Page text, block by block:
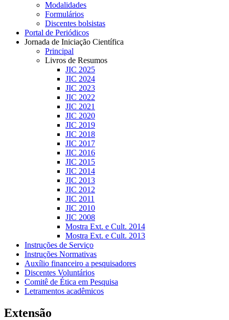
Modalidades
Formulários
Discentes bolsistas
Portal de Periódicos
Jornada de Iniciação Científica
Principal
Livros de Resumos
JIC 2025
JIC 2024
JIC 2023
JIC 2022
JIC 2021
JIC 2020
JIC 2019
JIC 2018
JIC 2017
JIC 2016
JIC 2015
JIC 2014
JIC 2013
JIC 2012
JIC 2011
JIC 2010
JIC 2008
Mostra Ext. e Cult. 2014
Mostra Ext. e Cult. 2013
Instruções de Serviço
Instruções Normativas
Auxílio financeiro a pesquisadores
Discentes Voluntários
Comitê de Ética em Pesquisa
Letramentos acadêmicos
Extensão